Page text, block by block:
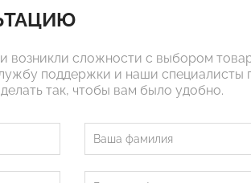
возникли сложности с выбором
поддержки и наши специалисты
так, чтобы вам было удобно.